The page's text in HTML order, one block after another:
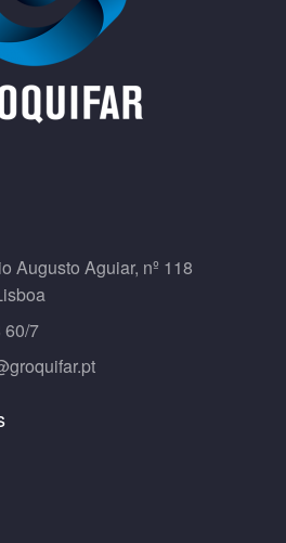
Augusto Aguiar, nº 118
60/7